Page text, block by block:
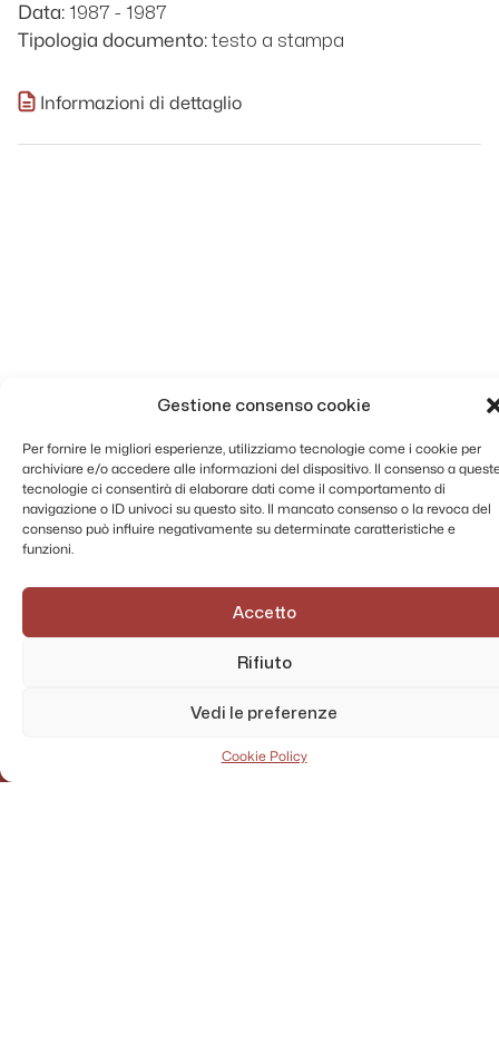
Gestione consenso cookie
Per fornire le migliori esperienze, utilizziamo tecnologie come i cookie per
archiviare e/o accedere alle informazioni del dispositivo. Il consenso a
tecnologie ci consentirà di elaborare dati come il comportamento di
navigazione o ID univoci su questo sito. Il mancato consenso o la revoca del
consenso può influire negativamente su determinate caratteristiche e
funzioni.
Accetto
Rifiuto
Vedi le preferenze
Cookie Policy
Data: 1987 - 1987
Tipologia documento: testo a stampa
Informazioni di dettaglio